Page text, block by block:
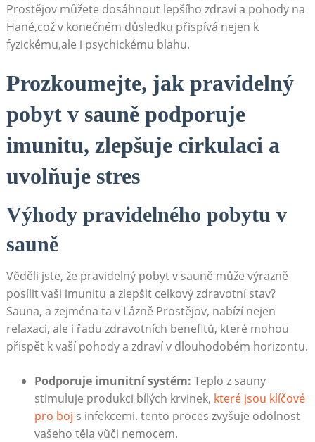
Prostějov můžete dosáhnout lepšího zdraví a pohody na
Hané,což v konečném důsledku přispívá nejen k
fyzickému,ale i psychickému blahu.
Prozkoumejte, jak pravidelný
pobyt v sauně podporuje
imunitu, zlepšuje cirkulaci a
uvolňuje stres
Výhody pravidelného pobytu v
sauně
Věděli jste, že pravidelný pobyt v sauně může výrazně
posílit vaši imunitu a zlepšit celkový zdravotní stav?
Sauna, a zejména ta v Lázně Prostějov, nabízí nejen
relaxaci, ale i řadu zdravotních benefitů, které mohou
přispět k vaší pohody a zdraví v dlouhodobém horizontu.
Podporuje imunitní systém: Teplo z sauny
stimuluje produkci bílých krvinek, které jsou klíčové
pro boj s infekcemi. tento proces zvyšuje odolnost
vašeho těla vůči nemocem.